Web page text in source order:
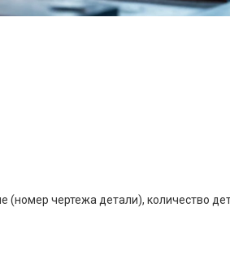
(номер чертежа детали), количество